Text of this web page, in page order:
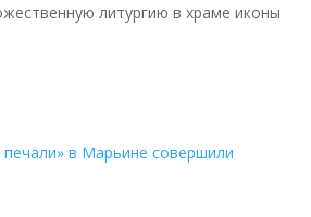
литургию в храме иконы